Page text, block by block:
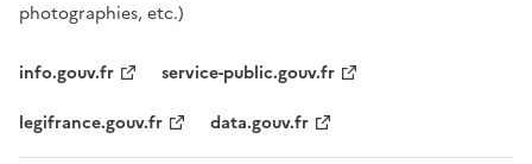
photographies, etc.)
info.gouv.fr
service-public.gouv.fr
legifrance.gouv.fr
data.gouv.fr